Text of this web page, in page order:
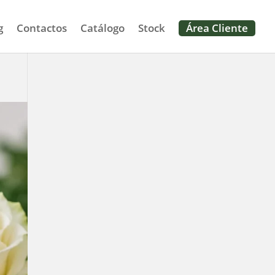
Contactos Catálogo Stock Área Cliente